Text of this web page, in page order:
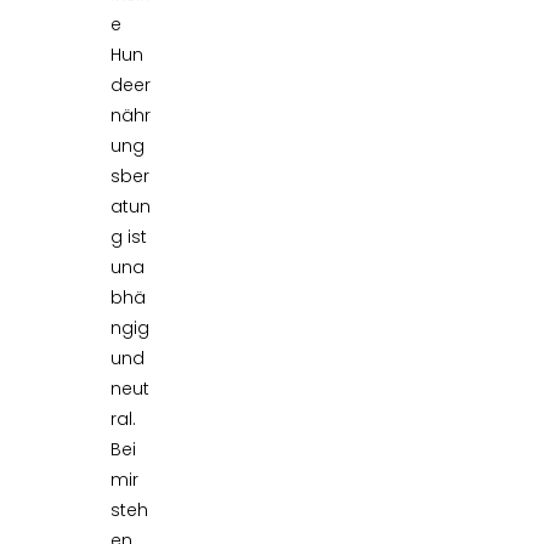
e
Hun
deer
nähr
ung
sber
atun
g ist
una
bhä
ngig
und
neut
ral.
Bei
mir
steh